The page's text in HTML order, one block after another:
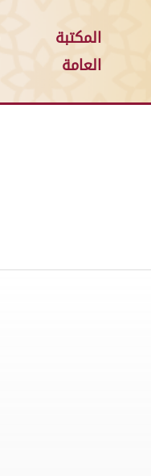
المكتبة
العامة